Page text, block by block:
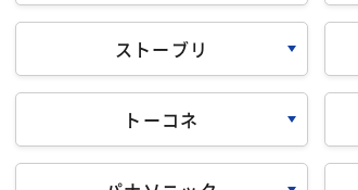
ストーブリ
トーコネ